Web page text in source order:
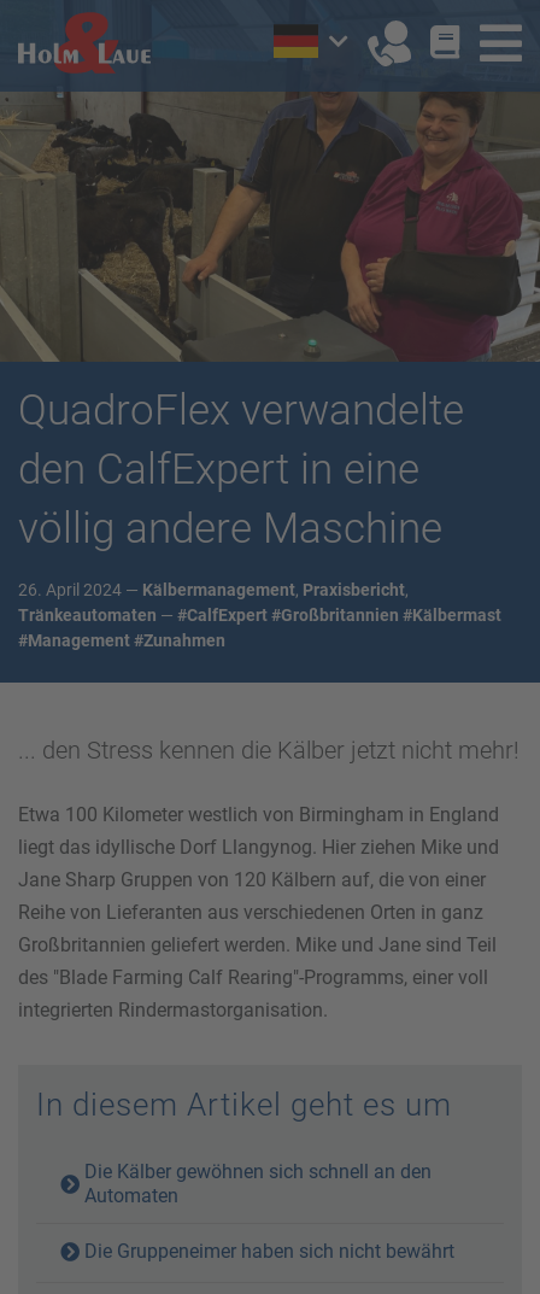
QuadroFlex verwandelte
den CalfExpert in eine
völlig andere Maschine
26. April 2024 — Kälbermanagement, Praxisbericht,
Tränkeautomaten — #CalfExpert#Großbritannien #Kälbermast
#Management#Zunahmen
... den Stress kennen die Kälber jetzt nicht mehr!
Etwa 100 Kilometer westlich von Birmingham in England
liegt das idyllische Dorf Llangynog. Hier ziehen Mike und
Jane Sharp Gruppen von 120 Kälbern auf, die von einer
Reihe von Lieferanten aus verschiedenen Orten in ganz
Großbritannien geliefert werden. Mike und Jane sind Teil
des "Blade Farming Calf Rearing"-Programms, einer voll
integrierten Rindermastorganisation.
In diesem Artikel geht es um
Die Kälber gewöhnen sich schnell an den
Automaten
Die Gruppeneimer haben sich nicht bewährt